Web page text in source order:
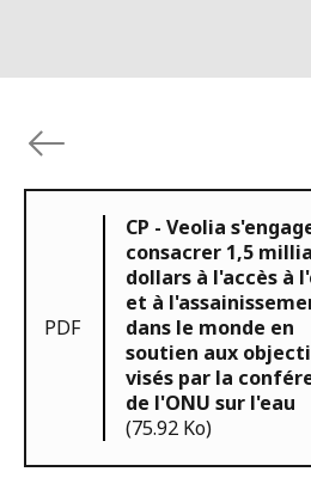
PDF
CP - Veolia
consacrer 1,5
dollars à l'accès à
et à
dans le monde en
soutien aux
visés par la
de l'ONU sur l'eau
(75.92 Ko)